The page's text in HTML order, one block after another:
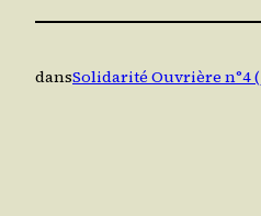
dansSolidarité Ouvrière n°4